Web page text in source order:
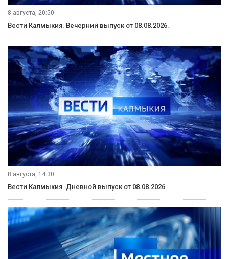
8 августа, 20:50
Вести Калмыкия. Вечерний выпуск от 08.08.2026.
8 августа, 14:30
Вести Калмыкия. Дневной выпуск от 08.08.2026.